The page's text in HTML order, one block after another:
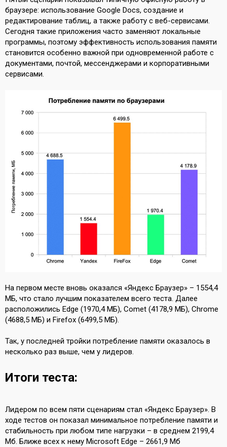
браузере: использование Google Docs, создание и
редактирование таблиц, а также работу с веб-сервисами.
Сегодня такие приложения часто заменяют локальные
программы, поэтому эффективность использования памяти
становится особенно важной при одновременной работе с
документами, почтой, мессенджерами и корпоративными
сервисами.
На первом месте вновь оказался «Яндекс Браузер» – 1554,4
МБ, что стало лучшим показателем всего теста. Далее
расположились Edge (1970,4 МБ), Comet (4178,9 МБ), Chrome
(4688,5 МБ) и Firefox (6499,5 МБ).
Так, у последней тройки потребление памяти оказалось в
несколько раз выше, чем у лидеров.
Итоги теста:
Лидером по всем пяти сценариям стал «Яндекс Браузер». В
ходе тестов он показал минимальное потребление памяти и
стабильность при любом типе нагрузки – в среднем 2199,4
Мб. Ближе всех к нему Microsoft Edge – 2661,9 Мб